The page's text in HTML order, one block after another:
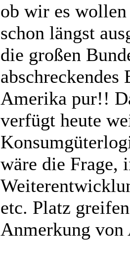
ob wir es
schon längst
die großen
Amerika pur!!
verfügt heute
wäre die Frage,
etc. Platz
Anmerkung von